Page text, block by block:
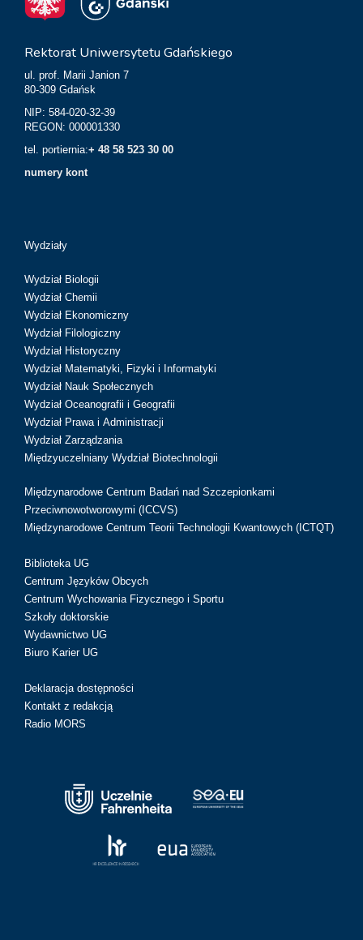
Rektorat Uniwersytetu Gdańskiego
ul. prof. Marii Janion 7
80-309 Gdańsk
NIP: 584-020-32-39
REGON: 000001330
tel. portiernia:+ 48 58 523 30 00
numery kont
Wydziały
Wydział Biologii
Wydział Chemii
Wydział Ekonomiczny
Wydział Filologiczny
Wydział Historyczny
Wydział Matematyki, Fizyki i Informatyki
Wydział Nauk Społecznych
Wydział Oceanografii i Geografii
Wydział Prawa i Administracji
Wydział Zarządzania
Międzyuczelniany Wydział Biotechnologii
Międzynarodowe Centrum Badań nad Szczepionkami
Przeciwnowotworowymi (ICCVS)
Międzynarodowe Centrum Teorii Technologii Kwantowych (ICTQT)
Biblioteka UG
Centrum Języków Obcych
Centrum Wychowania Fizycznego i Sportu
Szkoły doktorskie
Wydawnictwo UG
Biuro Karier UG
Deklaracja dostępności
Kontakt z redakcją
Radio MORS